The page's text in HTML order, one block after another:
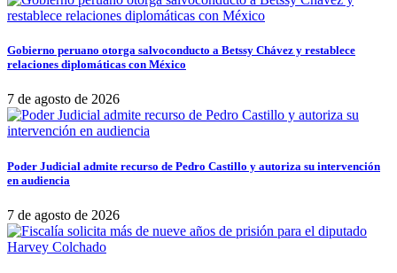
Gobierno peruano otorga salvoconducto a Betssy Chávez y restablece
relaciones diplomáticas con México
7 de agosto de 2026
Poder Judicial admite recurso de Pedro Castillo y autoriza su intervención
en audiencia
7 de agosto de 2026